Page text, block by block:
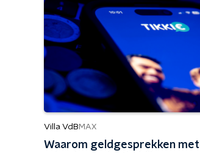
Villa VdB MAX
Waarom geldgesprekken met